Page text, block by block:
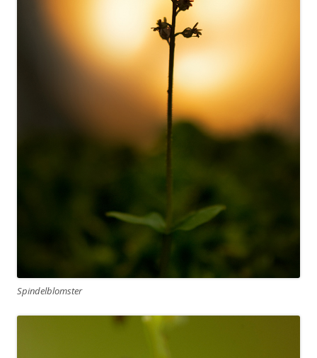
Spindelblomster